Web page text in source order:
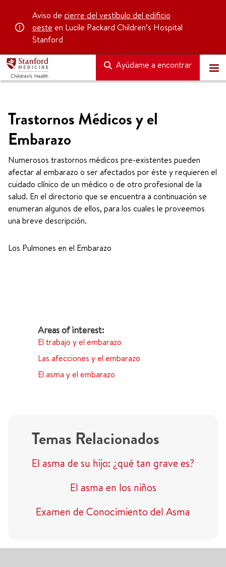
Aviso de cierre del vestíbulo del edificio
oeste en Lucile Packard Children’s Hospital
Stanford
Ayúdame a encontrar
Trastornos Médicos y el
Embarazo
Numerosos trastornos médicos pre-existentes pueden
afectar al embarazo o ser afectados por éste y requieren el
cuidado clínico de un médico o de otro profesional de la
salud. En el directorio que se encuentra a continuación se
enumeran algunos de ellos, para los cuales le proveemos
una breve descripción.
Los Pulmones en el Embarazo
El trabajo y el embarazo
Las afecciones y el embarazo
El asma y el embarazo
Temas Relacionados
El asma de su hijo: ¿qué tan grave es?
El asma en los niños
Examen de Conocimiento del Asma